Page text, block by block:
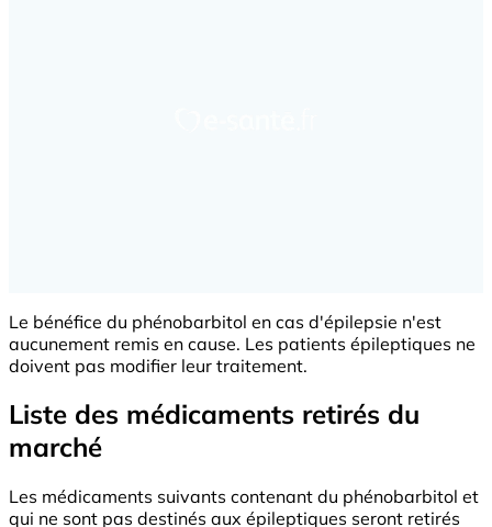
Le bénéfice du phénobarbitol en cas d'épilepsie n'est
aucunement remis en cause. Les patients épileptiques ne
doivent pas modifier leur traitement.
Liste des médicaments retirés du
marché
Les médicaments suivants contenant du phénobarbitol et
qui ne sont pas destinés aux épileptiques seront retirés